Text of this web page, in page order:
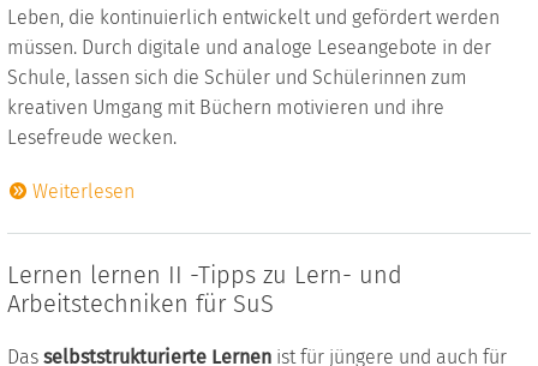
Leben, die kontinuierlich entwickelt und gefördert werden
müssen. Durch digitale und analoge Leseangebote in der
Schule, lassen sich die Schüler und Schülerinnen zum
kreativen Umgang mit Büchern motivieren und ihre
Lesefreude wecken.
Weiterlesen
Lernen lernen II -Tipps zu Lern- und
Arbeitstechniken für SuS
Das selbststrukturierte Lernen ist für jüngere und auch für